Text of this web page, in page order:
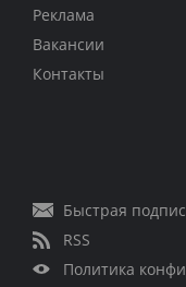
Реклама
Вакансии
Контакты
Быстрая
RSS
Политика